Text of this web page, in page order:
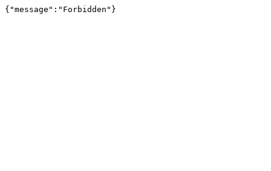
{"message":"Forbidden"}